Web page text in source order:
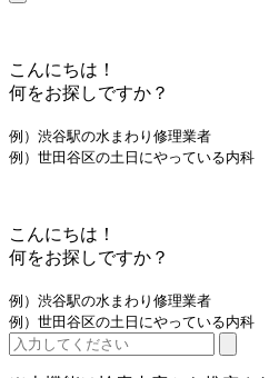
こんにちは！
何をお探しですか？
例）渋谷駅の水まわり修理業者
例）世田谷区の土日にやっている内科
こんにちは！
何をお探しですか？
例）渋谷駅の水まわり修理業者
例）世田谷区の土日にやっている内科